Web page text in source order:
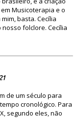
Musicoterapia e o
basta. Cecília
folclore. Cecília
de um século para
cronológico. Para
segundo eles, não